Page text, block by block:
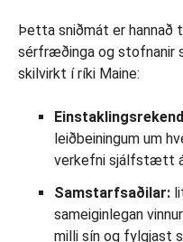
Þetta sniðmát er hannað
sérfræðinga og stofnanir
skilvirkt í ríki Maine:
leiðbeiningum um
verkefni sjálfstætt
Samstarfsaðilar:
sameiginlegan
milli sín og fylgjast